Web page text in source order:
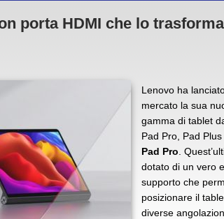
porta HDMI che lo
Lenovo ha
mercato la sua
gamma di tablet
Pad Pro, Pad Plus
Pad Pro .
dotato di un vero
supporto che
posizionare il
diverse